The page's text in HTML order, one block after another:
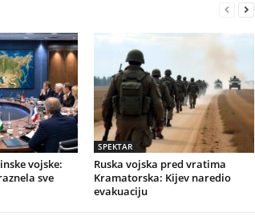
vojske:
sve
SPEKTAR
Ruska vojska pred vratima
Kramatorska: Kijev naredio
evakuaciju